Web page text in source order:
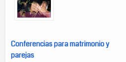
Conferencias para matrimonio y
parejas